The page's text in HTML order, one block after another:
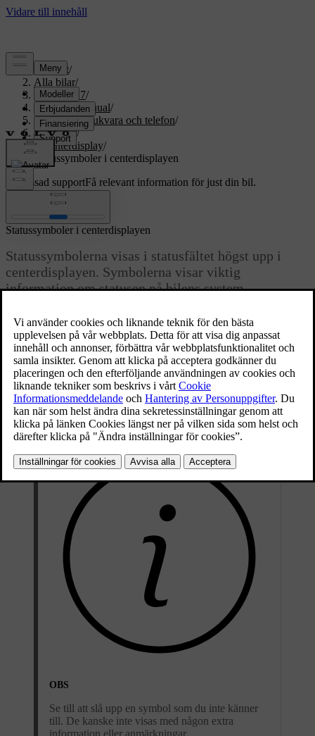
Support/
Alla bilar/
EX60 2027/
Användarmanual/
Displayer, mjukvara och telefon/
Displayer/
Centerdisplay/
Statussymboler i centerdisplayen
Anpassad supportFå relevant information för just din bil.
Statussymboler i centerdisplayen
Statussymbolerna visas i statusfältet högst upp i
centerdisplayen. Symbolerna visar viktig
information om statusen på bilens system.
Symboltyper
Vissa symboler som klocka och temperatur visas alltid i statusfältet.
Andra visas endast när den specifika funktionen är aktiv, som trådlös
laddning, eller även är frånkopplad. Du kan också se symboler som
anger om det finns ett fel, till exempel om du har problem med Wi-
Fi- eller mobil internetanslutning.
OBS
Se till att slå upp en symbol som du inte känner
till. De kanske inte visas med någon extra
information eller anmärkningar.